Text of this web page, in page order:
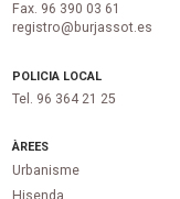
Fax. 96 390 03 61
registro@burjassot.es
POLICIA LOCAL
Tel. 96 364 21 25
ÀREES
Urbanisme
Hisenda